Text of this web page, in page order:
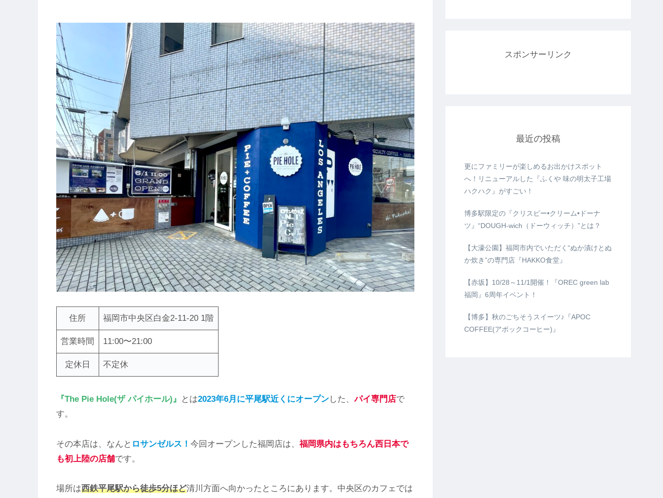
住所 福岡市中央区白金2-11-20 1階
営業時間 11:00〜21:00
定休日 不定休
『The Pie Hole(ザ パイホール)』 とは2023年6月に平尾駅近くにオープンした、パイ専門店で
す。
その本店は、なんと ロサンゼルス！ 今回オープンした福岡店は、福岡県内はもちろん西日本で
も初上陸の店舗です。
場所は西鉄平尾駅から徒歩5分ほど清川方面へ向かったところにあります。中央区のカフェでは
スポンサーリンク
最近の投稿
更にファミリーが楽しめるお出かけスポット
へ！リニューアルした『ふくや 味の明太子工場
ハクハク』がすごい！
博多駅限定の『クリスピー•クリーム•ドーナ
ツ』“DOUGH-wich（ドーウィッチ）”とは？
【大濠公園】福岡市内でいただく“ぬか漬けとぬ
か炊き”の専門店『HAKKO食堂』
【赤坂】10/28～11/1開催！『OREC green lab
福岡』6周年イベント！
【博多】秋のごちそうスイーツ♪『APOC
COFFEE(アポックコーヒー)』